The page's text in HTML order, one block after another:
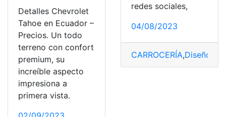
Detalles Chevrolet
Tahoe en Ecuador –
Precios. Un todo
terreno con confort
premium, su
increíble aspecto
impresiona a
primera vista.
redes sociales,
04/08/2023
CARROCERÍA,Diseño